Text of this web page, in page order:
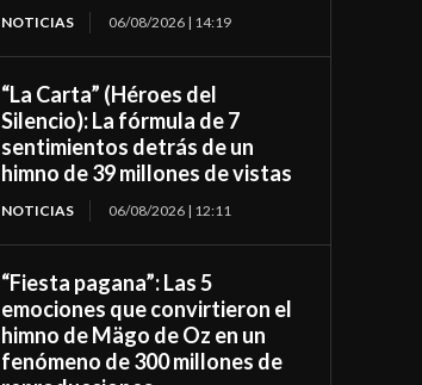
NOTICIAS 06/08/2026 | 14:19
“La Carta” (Héroes del
Silencio): La fórmula de 7
sentimientos detrás de un
himno de 39 millones de vistas
NOTICIAS 06/08/2026 | 12:11
“Fiesta pagana”: Las 5
emociones que convirtieron el
himno de Mägo de Oz en un
fenómeno de 300 millones de